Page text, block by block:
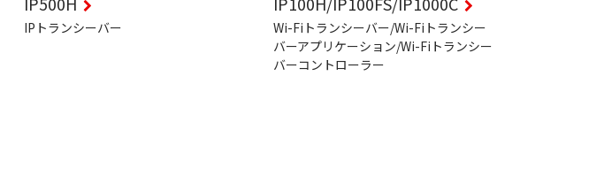
IPトランシーバー
Wi-Fiトランシーバー/Wi-Fiトランシー
バーアプリケーション/Wi-Fiトランシー
バーコントローラー